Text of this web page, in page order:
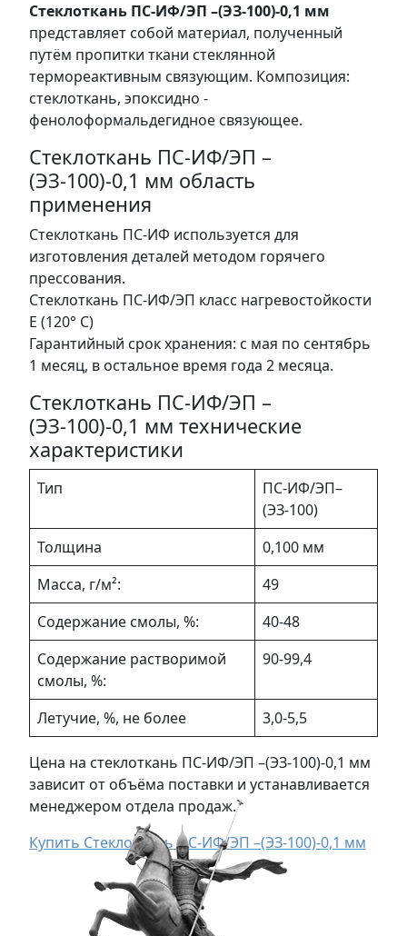
Стеклоткань ПС-ИФ/ЭП –(ЭЗ-100)-0,1 мм
представляет собой материал, полученный
путём пропитки ткани стеклянной
термореактивным связующим. Композиция:
стеклоткань, эпоксидно -
фенолоформальдегидное связующее.
Стеклоткань ПС-ИФ/ЭП –
(ЭЗ-100)-0,1 мм область
применения
Стеклоткань ПС-ИФ используется для
изготовления деталей методом горячего
прессования.
Стеклоткань ПС-ИФ/ЭП класс нагревостойкости
Е (120° С)
Гарантийный срок хранения: с мая по сентябрь
1 месяц, в остальное время года 2 месяца.
Стеклоткань ПС-ИФ/ЭП –
(ЭЗ-100)-0,1 мм технические
характеристики
Тип
ПС-ИФ/ЭП–
(ЭЗ-100)
Толщина
0,100 мм
Масса, г/м²:
49
Содержание смолы, %:
40-48
Содержание растворимой
смолы, %:
90-99,4
Летучие, %, не более 3,0-5,5
Цена на стеклоткань ПС-ИФ/ЭП –(ЭЗ-100)-0,1 мм
зависит от объёма поставки и устанавливается
менеджером отдела продаж.
Купить Стеклоткань ПС-ИФ/ЭП –(ЭЗ-100)-0,1 мм